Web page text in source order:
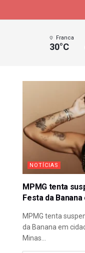
Franca
30°C
NOTÍCIAS
MPMG tenta
Festa da
MPMG tenta
da Banana em
Minas...